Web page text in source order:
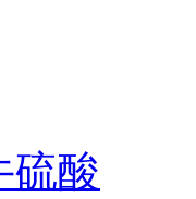
硫酸